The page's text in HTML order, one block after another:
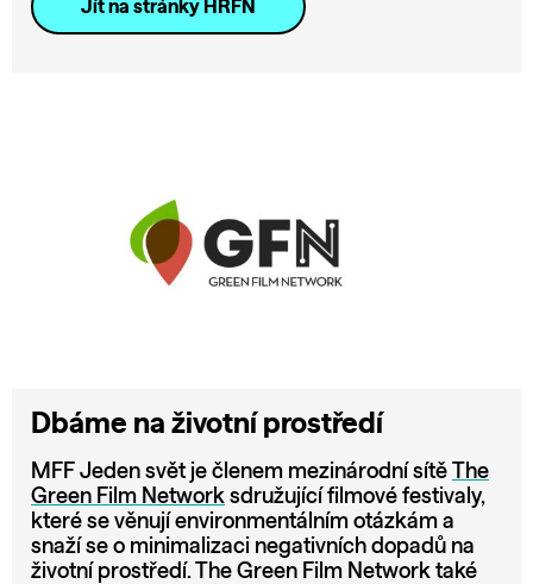
Jít na stránky HRFN
Dbáme na životní prostředí
MFF Jeden svět je členem mezinárodní sítě
The
Green Film Network sdružující filmové festivaly,
které se věnují environmentálním otázkám a
snaží se o minimalizaci negativních dopadů na
životní prostředí. The Green Film Network také